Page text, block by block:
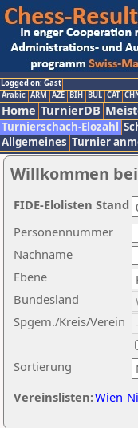
Logged on: Gast
Arabic ARM AZE BIH BUL CAT
Home TurnierDB
Turnierschach-Elozahl
Allgemeines Turnier
Willkommen
Nachname
Ebene
Sortierung
Personennummer
Bundesland
Spgem./Kreis/Verein
Vereinslisten:Wien
FIDE-Elolisten Stand